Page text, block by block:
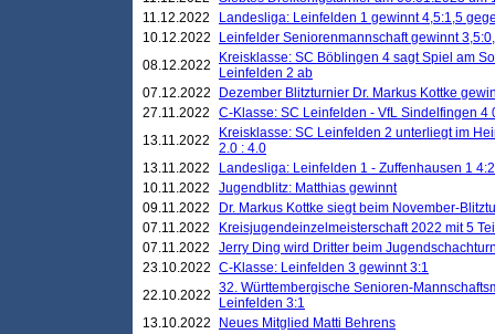
11.12.2022
Landesliga: Leinfelden 1 gewinnt 4,5:1,5
10.12.2022
Leinfelder Seniorenmannschaft gewinnt
08.12.2022
Kreisklasse: SC Böblingen 4 sagt Spiel am
Leinfelden 2 ab
07.12.2022
Dezember Blitzturnier Dr. Markus Kottke
27.11.2022
C-Klasse: SC Leinfelden - VfL Sindelfingen 4
13.11.2022
Kreisklasse: SC Leinfelden 2 unterliegt im
2.0 : 4.0
13.11.2022
Landesliga: Leinfelden 1 - Zuffenhausen 1 4:2
10.11.2022
Jugendblitz: Matthias gewinnt
09.11.2022
Dr. Markus Kottke siegt beim November-
07.11.2022
Kreisjugendeinzelmeisterschaft 2022 mit 5
07.11.2022
Jerry Ding wird Dritter beim
23.10.2022 C-Klasse: Leinfelden 3 gewinnt 3:1
22.10.2022 32. Württembergische Senioren-
Leinfelden 3:1
13.10.2022
Neues Mitglied Matti Behrens